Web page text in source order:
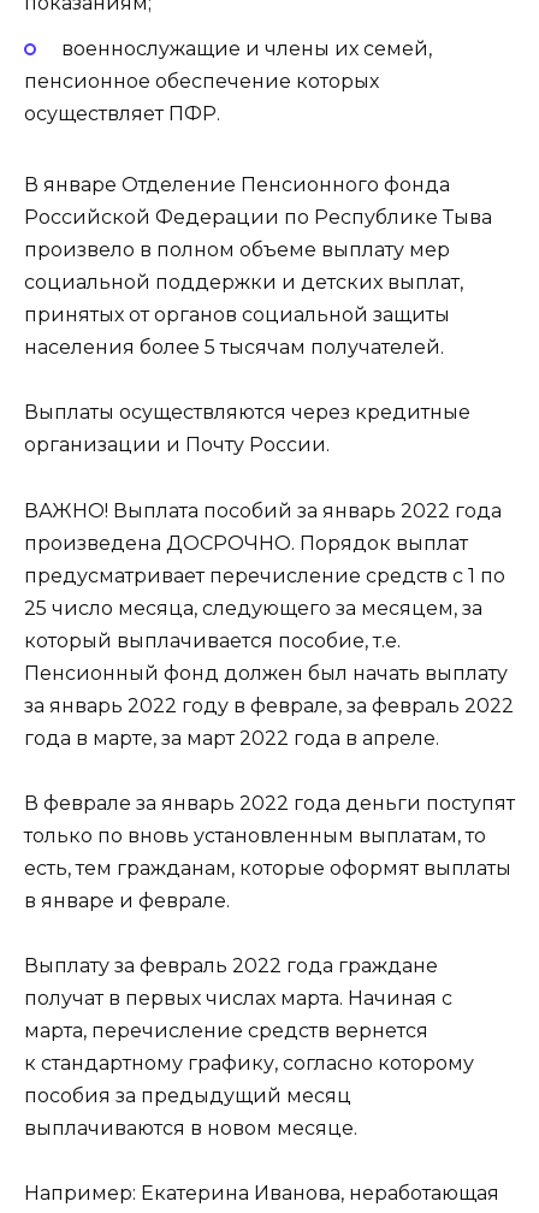
военнослужащие и члены их семей,
пенсионное обеспечение которых
осуществляет ПФР.
В январе Отделение Пенсионного фонда
Российской Федерации по Республике Тыва
произвело в полном объеме выплату мер
социальной поддержки и детских выплат,
принятых от органов социальной защиты
населения более 5 тысячам получателей.
Выплаты осуществляются через кредитные
организации и Почту России.
ВАЖНО! Выплата пособий за январь 2022 года
произведена ДОСРОЧНО. Порядок выплат
предусматривает перечисление средств с 1 по
25 число месяца, следующего за месяцем, за
который выплачивается пособие, т.е.
Пенсионный фонд должен был начать выплату
за январь 2022 году в феврале, за февраль 2022
года в марте, за март 2022 года в апреле.
В феврале за январь 2022 года деньги поступят
только по вновь установленным выплатам, то
есть, тем гражданам, которые оформят выплаты
в январе и феврале.
Выплату за февраль 2022 года граждане
получат в первых числах марта. Начиная с
марта, перечисление средств вернется
к стандартному графику, согласно которому
пособия за предыдущий месяц
выплачиваются в новом месяце.
Например: Екатерина Иванова, неработающая